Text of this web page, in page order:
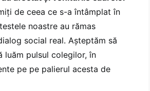
de ceea ce s-a întâmplat în
noastre au rămas
social real. Așteptăm să
luăm pulsul colegilor, în
pe pe palierul acesta de